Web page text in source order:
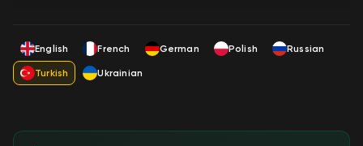
English French German Polish
Russian
Turkish
Ukrainian